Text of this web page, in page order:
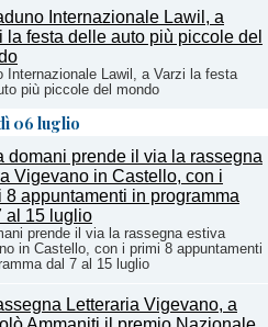
Internazionale Lawil, a Varzi la festa
più piccole del mondo
06 luglio
prende il via la rassegna estiva
in Castello, con i primi 8 appuntamenti
dal 7 al 15 luglio